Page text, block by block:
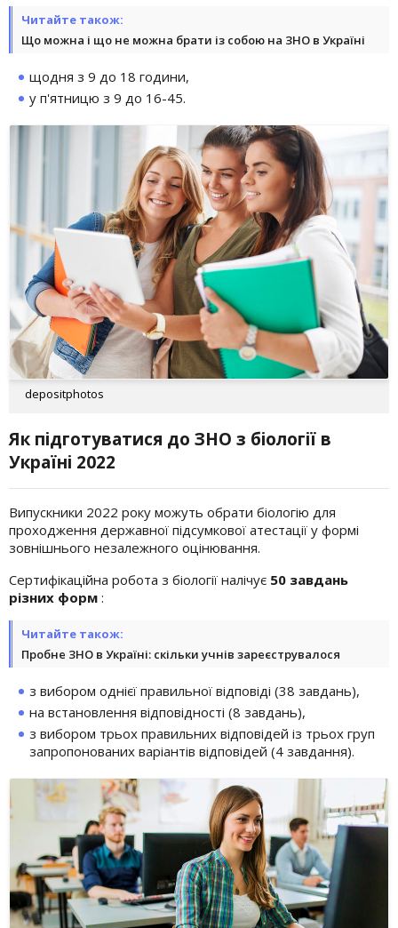
Читайте також:
Що можна і що не можна брати із собою на ЗНО в Україні
щодня з 9 до 18 години,
у п'ятницю з 9 до 16-45.
depositphotos
Як підготуватися до ЗНО з біології в
Україні 2022
Випускники 2022 року можуть обрати біологію для
проходження державної підсумкової атестації у формі
зовнішнього незалежного оцінювання.
Сертифікаційна робота з біології налічує 50 завдань
різних форм :
Читайте також:
Пробне ЗНО в Україні: скільки учнів зареєструвалося
з вибором однієї правильної відповіді (38 завдань),
на встановлення відповідності (8 завдань),
з вибором трьох правильних відповідей із трьох груп
запропонованих варіантів відповідей (4 завдання).